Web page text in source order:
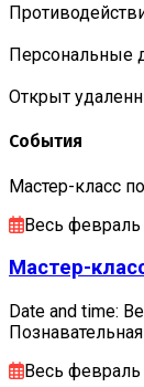
Персональные
Открыт
События
Мастер-класс
Весь
Мастер-
Date and time:
Весь